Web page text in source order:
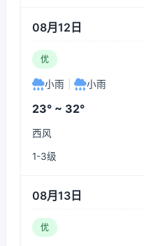
08月12日
优
小雨 小雨
23° ~ 32°
西风
1-3级
08月13日
优